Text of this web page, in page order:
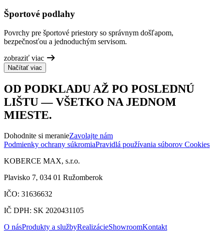
Športové podlahy
Povrchy pre športové priestory so správnym došľapom,
bezpečnosťou a jednoduchým servisom.
zobraziť viac
Načítať viac
OD PODKLADU AŽ PO POSLEDNÚ
LIŠTU — VŠETKO NA JEDNOM
MIESTE.
Dohodnite si meranieZavolajte nám
Podmienky ochrany súkromiaPravidlá používania súborov Cookies
KOBERCE MAX, s.r.o.
Plavisko 7, 034 01 Ružomberok
IČO: 31636632
IČ DPH: SK 2020431105
O násProdukty a službyRealizácieShowroomKontakt